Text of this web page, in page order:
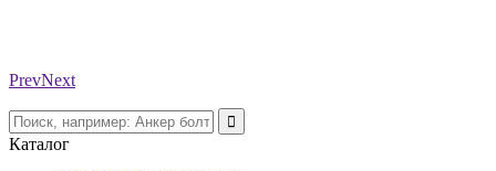
PrevNext
Каталог